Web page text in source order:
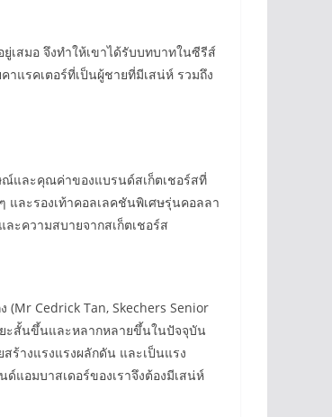
เสมอ จึงทำให้เขาได้รับบทบาทในซีรีส์
าแรคเตอร์ที่เป็นผู้ชายที่มีเสน่ห์ รวมถึง
ณ์และคุณค่าของแบรนด์สเก็ตเชอร์สที่
และรองเท้าคอลเลคชันพิเศษรุ่นคอลลา
ะความสบายจากสเก็ตเชอร์ส
(Mr Cedrick Tan, Skechers Senior
ยะสั้นขึ้นและหลากหลายขึ้นในปัจจุบัน
ร้างแรงแรงผลักดัน และเป็นแรง
แอมบาสเดอร์ของเราจึงต้องมีเสน่ห์